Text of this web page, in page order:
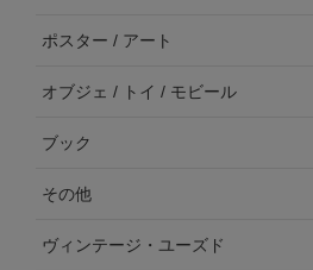
ポスター / アート
オブジェ / トイ / モビール
ブック
その他
ヴィンテージ・ユーズド